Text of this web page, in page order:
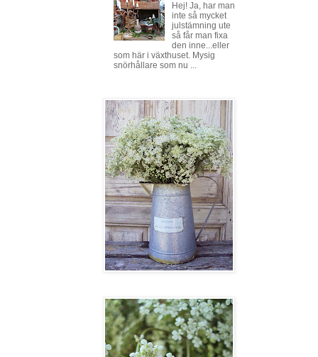
Hej! Ja, har man
inte så mycket
julstämning ute
så får man fixa
den inne...eller
som här i växthuset. Mysig
snörhållare som nu ...